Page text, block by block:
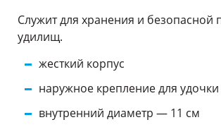
Служит для хранения и безопасной
удилищ.
жесткий корпус
наружное крепление для удочки
внутренний диаметр — 11 см